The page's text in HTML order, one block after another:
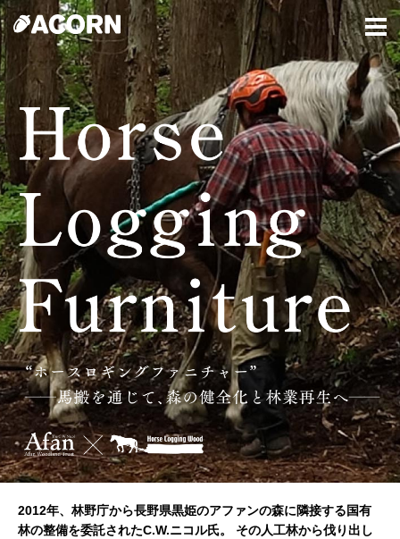
2012年、林野庁から長野県黒姫のアファンの森に隣接する国有
林の整備を委託されたC.W.ニコル氏。
その人工林から伐り出し